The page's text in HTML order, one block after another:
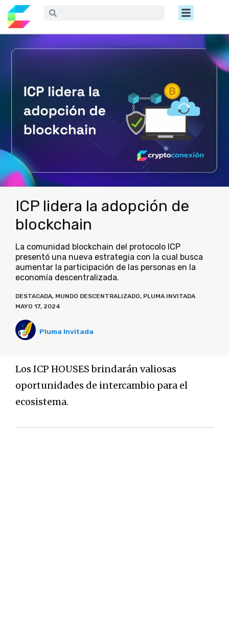
contenido
Buscar Menú
ICP lidera la adopción de
blockchain
La comunidad blockchain del protocolo ICP
presentó una nueva estrategia con la cual busca
aumentar la participación de las personas en la
economía descentralizada.
DESTACADA, MUNDO DESCENTRALIZADO, PLUMA INVITADA
MAYO 17, 2024
Pluma Invitada
Los ICP HOUSES brindarán valiosas
oportunidades de intercambio para el
ecosistema.